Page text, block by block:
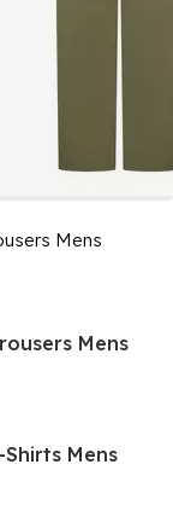
Mens
Mens
Shirts Mens